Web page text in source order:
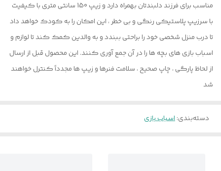
مناسب برای فرزند دلبندتان بهمراه دارد و زیپ 150 سانتی متری با کیفیت
با سرزیپ پلاستیکی رنگی و بی خطر ، این امکان را به کودک خواهد داد
تا درب منزل شخصی خود را براحتی ببندد و به والدین کمک کند تا لوازم و
اسباب بازی های بچه ها را در آن جمع آوری کنند. این محصول قبل از ارسال
از لحاظ پارگی ، چاپ صحیح ، سلامت فنرها و زیپ ها مجدداً کنترل خواهند
شد
دسته‌بندی:اسباب بازی